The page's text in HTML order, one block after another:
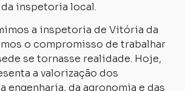
inspetoria local.
a inspetoria de Vitória da
o compromisso de trabalhar
se tornasse realidade. Hoje,
a valorização dos
engenharia, da agronomia e das